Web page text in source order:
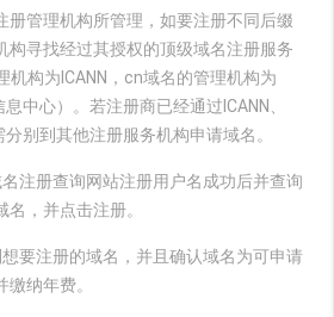
册管理机构所管理，如要注册不同后缀
构寻找经过其授权的顶级域名注册服务
构为ICANN，cn域名的管理机构为
中心）。若注册商已经通过ICANN、
别到其他注册服务机构申请域名。
册查询网站注册用户名成功后并查询
，并点击注册。
注册的域名，并且确认域名为可申请
纳年费。